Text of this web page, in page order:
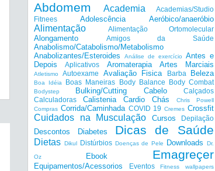
Abdomem Academia
Academias/Studio
Fitnees
Adolescência Aeróbico/anaeróbio
Alimentação Alimentação Ortomolecular
Alongamento Amigos da Saúde
Anabolismo/Catabolismo/Metabolismo
Anabolizantes/Esteroides
Análise de exercício
Antes e
Depois
Aplicativos Aromaterapia Artes Marciais
Atletismo Autoexame Avaliação Fisica Barba Beleza
Boa Idéia Boas Maneiras Body Balance Body Combat
Bodystep Bulking/Cutting Cabelo
Calçados
Calculadoras
Calistenia Cardio Chás
Chris Powell
Compras Corrida/Caminhada COVID 19 Cremes Crossfit
Cuidados na Musculação Cursos Depilação
Descontos Diabetes Dicas de Saúde
Dietas Dikul Distúrbios Doenças de Pele Downloads Dr.
Oz Ebook Emagreçer
Equipamentos/Acessorios Eventos Fitness wallpapers